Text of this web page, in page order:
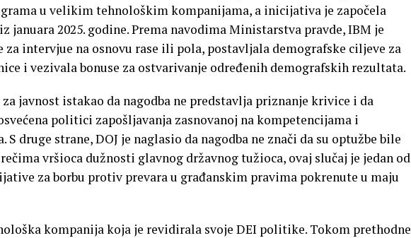
u velikim tehnološkim kompanijama, a inicijativa je započela
januara 2025. godine. Prema navodima Ministarstva pravde, IBM je
intervjue na osnovu rase ili pola, postavljala demografske ciljeve za
i vezivala bonuse za ostvarivanje određenih demografskih rezultata.
javnost istakao da nagodba ne predstavlja priznanje krivice i da
politici zapošljavanja zasnovanoj na kompetencijama i
druge strane, DOJ je naglasio da nagodba ne znači da su optužbe bile
rečima vršioca dužnosti glavnog državnog tužioca, ovaj slučaj je jedan od
za borbu protiv prevara u građanskim pravima pokrenute u maju
kompanija koja je revidirala svoje DEI politike. Tokom prethodne